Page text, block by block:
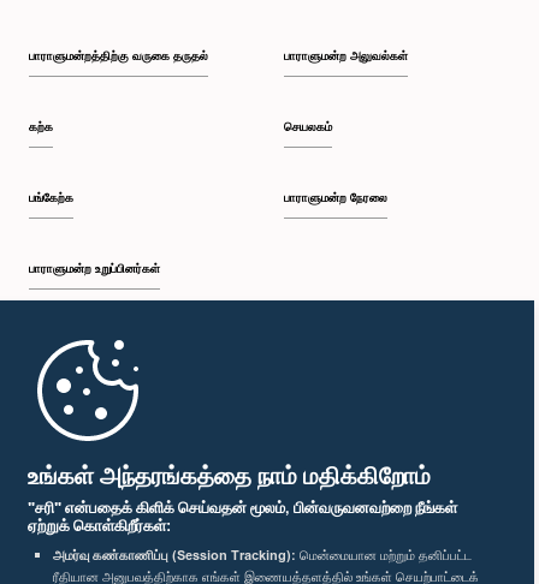
உங்கள் அந்தரங்கத்தை நாம் மதிக்கிறோம்
"சரி" என்பதைக் கிளிக் செய்வதன் மூலம், பின்வருவனவற்றை நீங்கள்
ஏற்றுக் கொள்கிறீர்கள்:
அமர்வு கண்காணிப்பு (Session Tracking): மென்மையான மற்றும் தனிப்பட்ட
ரீதியான அனுபவத்திற்காக எங்கள் இணையத்தளத்தில் உங்கள் செயற்பாட்டைக்
பாராளுமன்றத்திற்கு வருகை தருதல்
கற்க
பங்கேற்க
பாராளுமன்ற உறுப்பினர்கள்
முதற்பக்கம்
பாராளுமன்ற அலுவல்கள்
செயலகம்
பாராளுமன்ற நேரலை
பாராளுமன்ற கையடக்க செயலி
எம்மை பின்தொடர்க :